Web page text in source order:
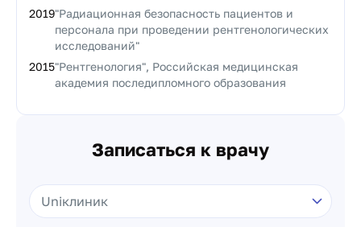
2019"Радиационная безопасность пациентов и
персонала при проведении рентгенологических
исследований"
2015"Рентгенология", Российская медицинская
академия последипломного образования
Записаться к врачу